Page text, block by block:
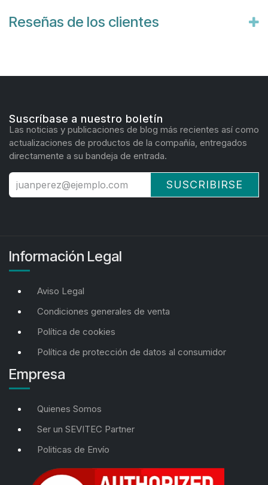
Reseñas de los clientes
Suscríbase a nuestro boletín
Las noticias y publicaciones de blog más recientes así como
actualizaciones de productos de la compañía, entregados
directamente a su bandeja de entrada.
SUSCRIBIRSE
Información Legal
Aviso Legal
Condiciones generales de venta
Política de cookies
Política de protección de datos al consumidor
Empresa
Quienes Somos
Ser un SEVITEC Partner
Politicas de Envío